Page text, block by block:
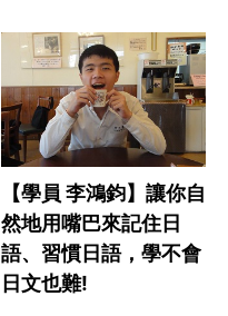
【學員 李鴻鈞】讓你自
然地用嘴巴來記住日
語、習慣日語，學不會
日文也難!